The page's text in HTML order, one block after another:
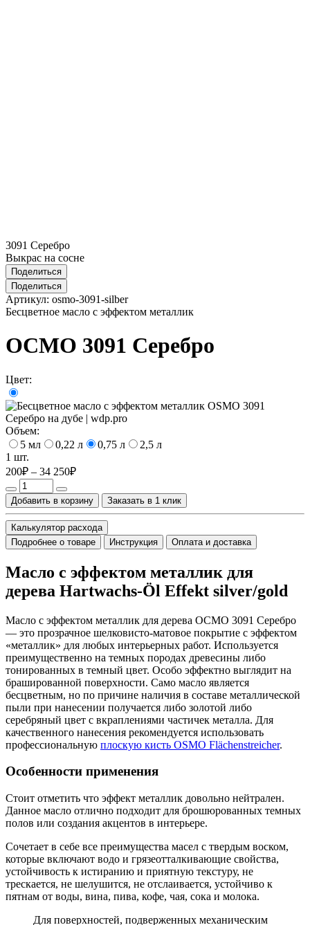
3091 Серебро
Выкрас на сосне
Поделиться
Поделиться
Артикул: osmo-3091-silber
Бесцветное масло с эффектом металлик
ОСМО 3091 Серебро
Цвет:
Объем:
5 мл
0,22 л 0,75 л
2,5 л
1 шт.
200₽ – 34 250₽
Добавить в корзину Заказать в 1 клик
Калькулятор расхода
Подробнее о товаре
Инструкция Оплата и доставка
Масло с эффектом металлик для
дерева Hartwachs-Öl Effekt silver/gold
Масло с эффектом металлик для дерева ОСМО 3091 Серебро
— это прозрачное шелковисто-матовое покрытие с эффектом
«металлик» для любых интерьерных работ. Используется
преимущественно на темных породах древесины либо
тонированных в темный цвет. Особо эффектно выглядит на
брашированной поверхности. Само масло является
бесцветным, но по причине наличия в составе металлической
пыли при нанесении получается либо золотой либо
серебряный цвет с вкраплениями частичек металла. Для
качественного нанесения рекомендуется использовать
профессиональную плоскую кисть OSMO Flächenstreicher.
Особенности применения
Стоит отметить что эффект металлик довольно нейтрален.
Данное масло отлично подходит для брошюрованных темных
полов или создания акцентов в интерьере.
Сочетает в себе все преимущества масел с твердым воском,
которые включают водо и грязеотталкивающие свойства,
устойчивость к истиранию и приятную текстуру, не
трескается, не шелушится, не отслаивается, устойчиво к
пятнам от воды, вина, пива, кофе, чая, сока и молока.
Для поверхностей, подверженных механическим